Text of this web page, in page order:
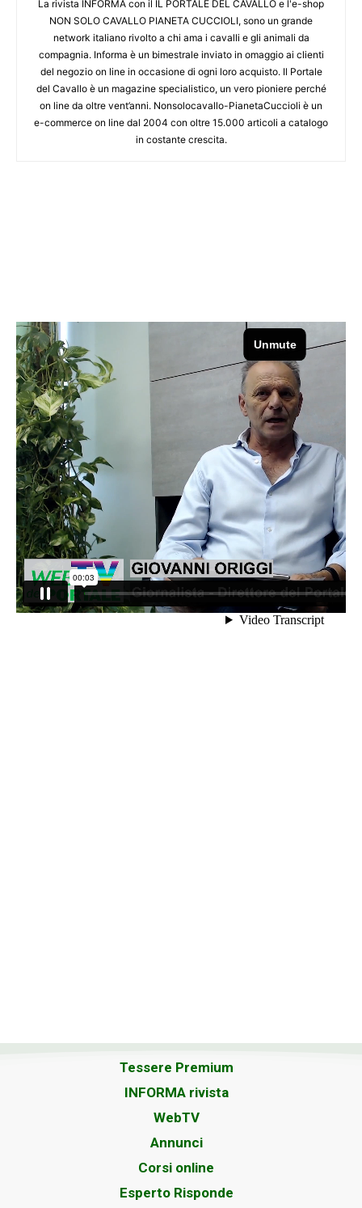
La rivista INFORMA con il IL PORTALE DEL CAVALLO e l'e-shop
NON SOLO CAVALLO PIANETA CUCCIOLI, sono un grande
network italiano rivolto a chi ama i cavalli e gli animali da
compagnia. Informa è un bimestrale inviato in omaggio ai clienti
del negozio on line in occasione di ogni loro acquisto. Il Portale
del Cavallo è un magazine specialistico, un vero pioniere perché
on line da oltre vent’anni. Nonsolocavallo-PianetaCuccioli è un
e-commerce on line dal 2004 con oltre 15.000 articoli a catalogo
in costante crescita.
Tessere Premium
INFORMA rivista
WebTV
Annunci
Corsi online
Esperto Risponde